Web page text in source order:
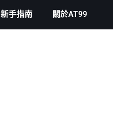
新手指南 關於AT99